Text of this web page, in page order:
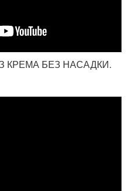
КРЕМА БЕЗ НАСАДКИ.